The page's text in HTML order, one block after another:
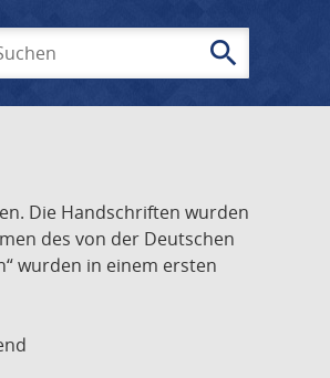
search
Die Handschriften wurden
des von der Deutschen
wurden in einem ersten